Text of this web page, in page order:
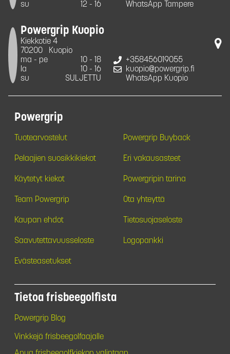
su
12 - 16
WhatsApp Tampere
Powergrip Kuopio
Kiekkotie 4
70200
Kuopio
ma - pe
10 - 18
la
10 - 16
su
SULJETTU
+358456019055
kuopio@powergrip.fi
WhatsApp Kuopio
Powergrip
Tuotearvostelut Powergrip Buyback
Pelaajien suosikkikiekot Eri vakausasteet
Käytetyt kiekot Powergripin tarina
Team Powergrip Ota yhteyttä
Kaupan ehdot Tietosuojaseloste
Saavutettavuusseloste Logopankki
Evästeasetukset
Tietoa frisbeegolfista
Powergrip Blog
Vinkkejä frisbeegolfaajalle